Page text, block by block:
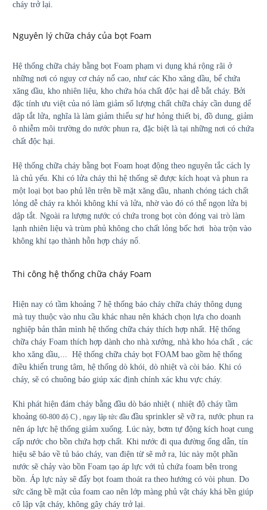
cháy trở lại.
Nguyên lý chữa cháy của bọt Foam
Hệ thống chữa cháy bằng bọt Foam phạm vi dụng khá rộng rãi ở
những nơi có nguy cơ cháy nổ cao, như các Kho xăng dầu, bể chứa
xăng dầu, kho nhiên liệu, kho chứa hóa chất độc hại dễ bắt cháy. Bởi
đặc tính ưu việt của nó làm giảm số lượng chất chữa cháy cần dung dể
dập tắt lửa, nghĩa là làm giảm thiểu sự hư hỏng thiết bị, đồ dung, giảm
ô nhiễm môi trường do nước phun ra, đặc biệt là tại những nơi có chứa
chất độc hại.
Hệ thống chữa cháy bằng bọt Foam hoạt động theo nguyên tắc cách ly
là chủ yếu. Khi có lửa cháy thì hệ thống sẽ được kích hoạt và phun ra
một loại bọt bao phủ lên trên bề mặt xăng dầu, nhanh chóng tách chất
lỏng dễ cháy ra khỏi không khí và lửa, nhờ vào đó có thể ngọn lửa bị
dập tắt. Ngoài ra lượng nước có chứa trong bọt còn đóng vai trò làm
lạnh nhiên liệu và trùm phủ không cho chất lỏng bốc hơi hòa trộn vào
không khí tạo thành hỗn hợp cháy nổ.
Thi công hệ thống chữa cháy Foam
Hiện nay có tầm khoảng 7 hệ thống báo cháy chữa cháy thông dụng
mà tuy thuộc vào nhu cầu khác nhau nên khách chọn lựa cho doanh
nghiệp bản thân mình hệ thống chữa cháy thích hợp nhất. Hệ thống
chữa cháy Foam thích hợp dành cho nhà xưởng, nhà kho hóa chất , các
kho xăng dầu,... Hệ thống chữa cháy bọt FOAM bao gồm hệ thống
điều khiển trung tâm, hệ thống dò khói, dò nhiệt và còi báo. Khi có
cháy, sẽ có chuông báo giúp xác định chính xác khu vực cháy.
Khi phát hiện đám cháy bằng đầu dò báo nhiệt ( nhiệt độ cháy tầm
khoảng60-800 độ C) , ngay lập tức đầuđầu sprinkler sẽ vỡ ra, nước phun ra
nên áp lực hệ thống giảm xuống. Lúc này, bơm tự động kích hoạt cung
cấp nước cho bồn chứa hợp chất. Khi nước đi qua đường ống dẫn, tín
hiệu sẽ báo về tủ báo cháy, van điện từ sẽ mở ra, lúc này một phần
nước sẽ chảy vào bồn Foam tạo áp lực với tủ chứa foam bên trong
bồn. Áp lực này sẽ đẩy bọt foam thoát ra theo hướng có vòi phun. Do
sức căng bề mặt của foam cao nên lớp màng phủ vật cháy khá bền giúp
cô lập vật cháy, không gây cháy trở lại.